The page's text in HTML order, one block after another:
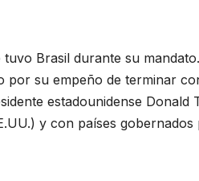
Brasil durante su
por su empeño de terminar
estadounidense Donald
y con países